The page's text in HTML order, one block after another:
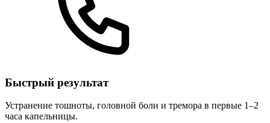
Быстрый результат
Устранение тошноты, головной боли и тремора в первые 1–2
часа капельницы.